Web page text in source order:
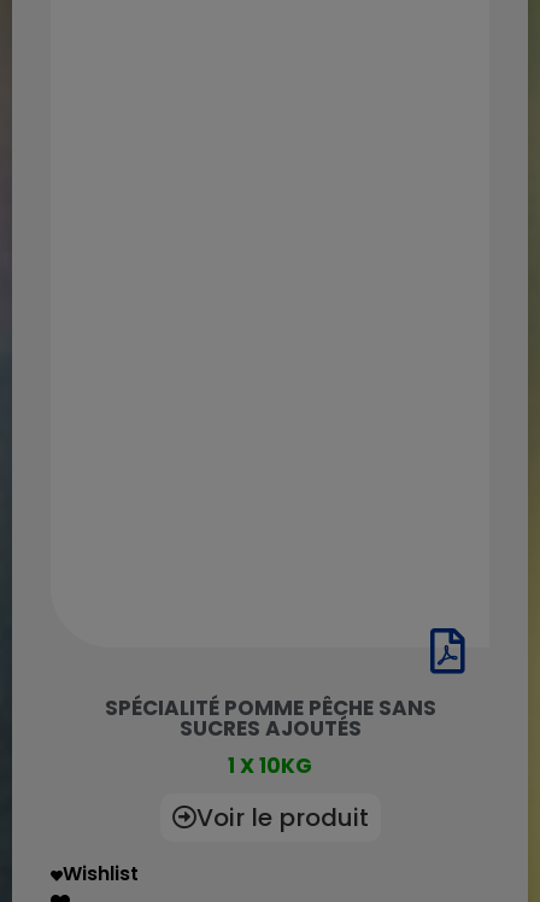
SPÉCIALITÉ POMME PÊCHE SANS
SUCRES AJOUTÉS
1 X 10KG
Voir le produit
Wishlist